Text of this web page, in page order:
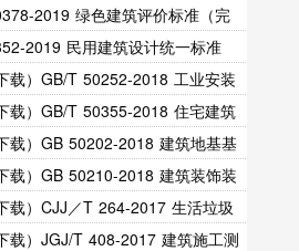
2019 绿色建筑评价标准（完
2019 民用建筑设计统一标准
）载）GB/T 50252-2018 工业安装
质量验收统-标准
载）GB/T 50355-2018 住宅建筑
限值及其测量方法标准
载）GB 50202-2018 建筑地基基
工质量验收标准
载）GB 50210-2018 建筑装饰装
量验收标准
载）CJJ／T 264-2017 生活垃圾
生物反应处理系统技术规程
载）JGJ/T 408-2017 建筑施工测